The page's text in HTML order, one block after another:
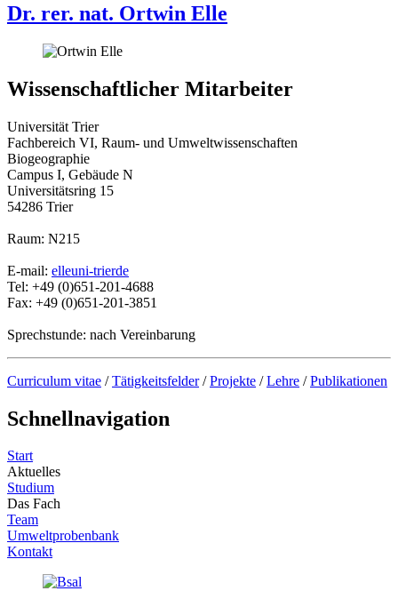
Dr. rer. nat. Ortwin Elle
Wissenschaftlicher Mitarbeiter
Universität Trier
Fachbereich VI, Raum- und Umweltwissenschaften
Biogeographie
Campus I, Gebäude N
Universitätsring 15
54286 Trier
Raum: N215
E-mail: elleuni-trierde
Tel: +49 (0)651-201-4688
Fax: +49 (0)651-201-3851
Sprechstunde: nach Vereinbarung
Curriculum vitae /Tätigkeitsfelder/Projekte /Lehre /Publikationen
Schnellnavigation
Start
Aktuelles
Studium
Das Fach
Team
Umweltprobenbank
Kontakt